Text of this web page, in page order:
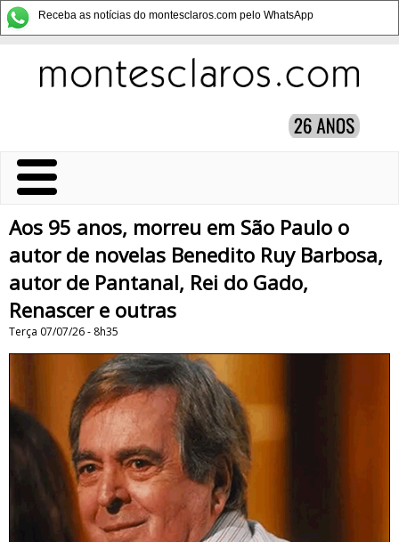
Receba as notícias do montesclaros.com pelo WhatsApp
Aos 95 anos, morreu em São Paulo o
autor de novelas Benedito Ruy Barbosa,
autor de Pantanal, Rei do Gado,
Renascer e outras
Terça 07/07/26 - 8h35